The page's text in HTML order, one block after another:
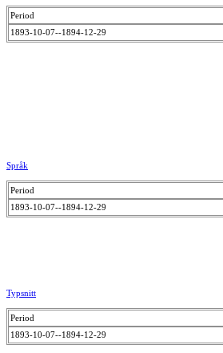
Period
1893-10-07--1894-12-29
Språk
Period
1893-10-07--1894-12-29
Typsnitt
Period
1893-10-07--1894-12-29